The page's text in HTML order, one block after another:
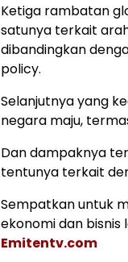
Ketiga rambatan
satunya terkait
dibandingkan
policy.
Selanjutnya yang
negara maju,
Dan dampaknya
tentunya terkait
Sempatkan untuk
ekonomi dan bisnis
Emitentv.com